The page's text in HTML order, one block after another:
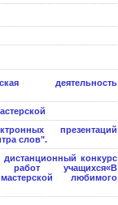
деятельность
презентаций
слов".
дистанционный конкурс
работ учащихся«В
любимого